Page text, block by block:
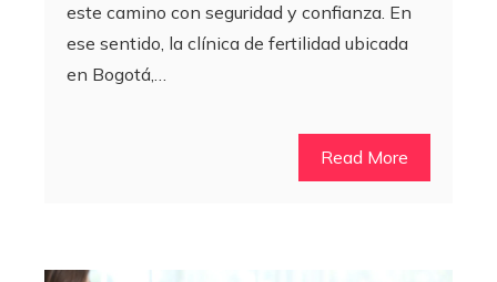
este camino con seguridad y confianza. En
ese sentido, la clínica de fertilidad ubicada
en Bogotá,…
Read More